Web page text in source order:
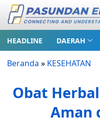
HEADLINE DAERAH
Beranda » KESEHATAN
Obat
Aman